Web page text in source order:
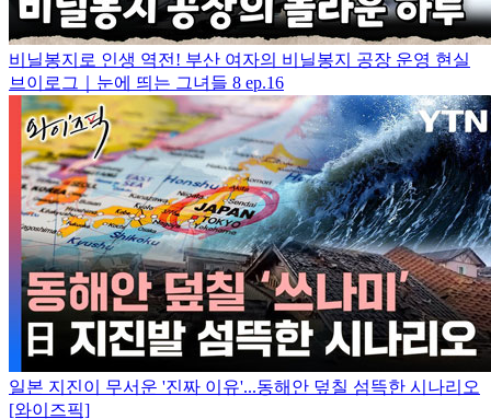
비닐봉지로 인생 역전! 부산 여자의 비닐봉지 공장 운영 현실
브이로그｜눈에 띄는 그녀들 8 ep.16
일본 지진이 무서운 '진짜 이유'...동해안 덮칠 섬뜩한 시나리오
[와이즈픽]